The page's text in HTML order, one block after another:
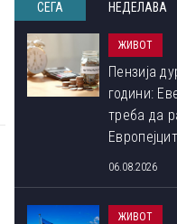
СЕГА НЕДЕЛАВА
ЖИВОТ
Пензија
години:
треба да
06.08.2026
ЖИВОТ